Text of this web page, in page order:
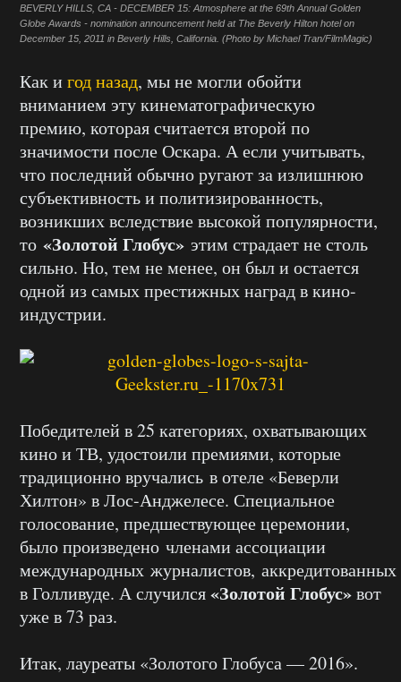
BEVERLY HILLS, CA - DECEMBER 15: Atmosphere at the 69th Annual Golden
Globe Awards - nomination announcement held at The Beverly Hilton hotel on
December 15, 2011 in Beverly Hills, California. (Photo by Michael Tran/FilmMagic)
Как и год назад, мы не могли обойти
вниманием эту кинематографическую
премию, которая считается второй по
значимости после Оскара. А если учитывать,
что последний обычно ругают за излишнюю
субъективность и политизированность,
возникших вследствие высокой популярности,
то «Золотой Глобус» этим страдает не столь
сильно. Но, тем не менее, он был и остается
одной из самых престижных наград в кино-
индустрии.
Победителей в 25 категориях, охватывающих
кино и ТВ, удостоили премиями, которые
традиционно вручались в отеле «Беверли
Хилтон» в Лос-Анджелесе. Специальное
голосование, предшествующее церемонии,
было произведено членами ассоциации
международных журналистов, аккредитованных
в Голливуде. А случился«Золотой Глобус»вот
уже в 73 раз.
Итак, лауреаты «Золотого Глобуса — 2016».